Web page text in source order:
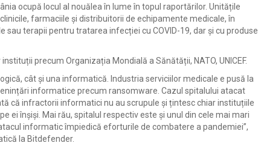
ocupă locul al nouălea în lume în topul raportărilor. Unitățile
farmaciile și distribuitorii de echipamente medicale, în
terapii pentru tratarea infecției cu COVID-19, dar și cu produse
precum Organizația Mondială a Sănătății, NATO, UNICEF.
cât și una informatică. Industria serviciilor medicale e pusă la
informatice precum ransomware. Cazul spitalului atacat
că infractorii informatici nu au scrupule și țintesc chiar instituțiile
ei înșiși. Mai rău, spitalul respectiv este și unul din cele mai mari
informatic împiedică eforturile de combatere a pandemiei”,
la Bitdefender.